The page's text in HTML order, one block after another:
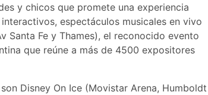
y chicos que promete una experiencia
espectáculos musicales en vivo
Santa Fe y Thames), el reconocido evento
que reúne a más de 4500 expositores
Disney On Ice (Movistar Arena, Humboldt